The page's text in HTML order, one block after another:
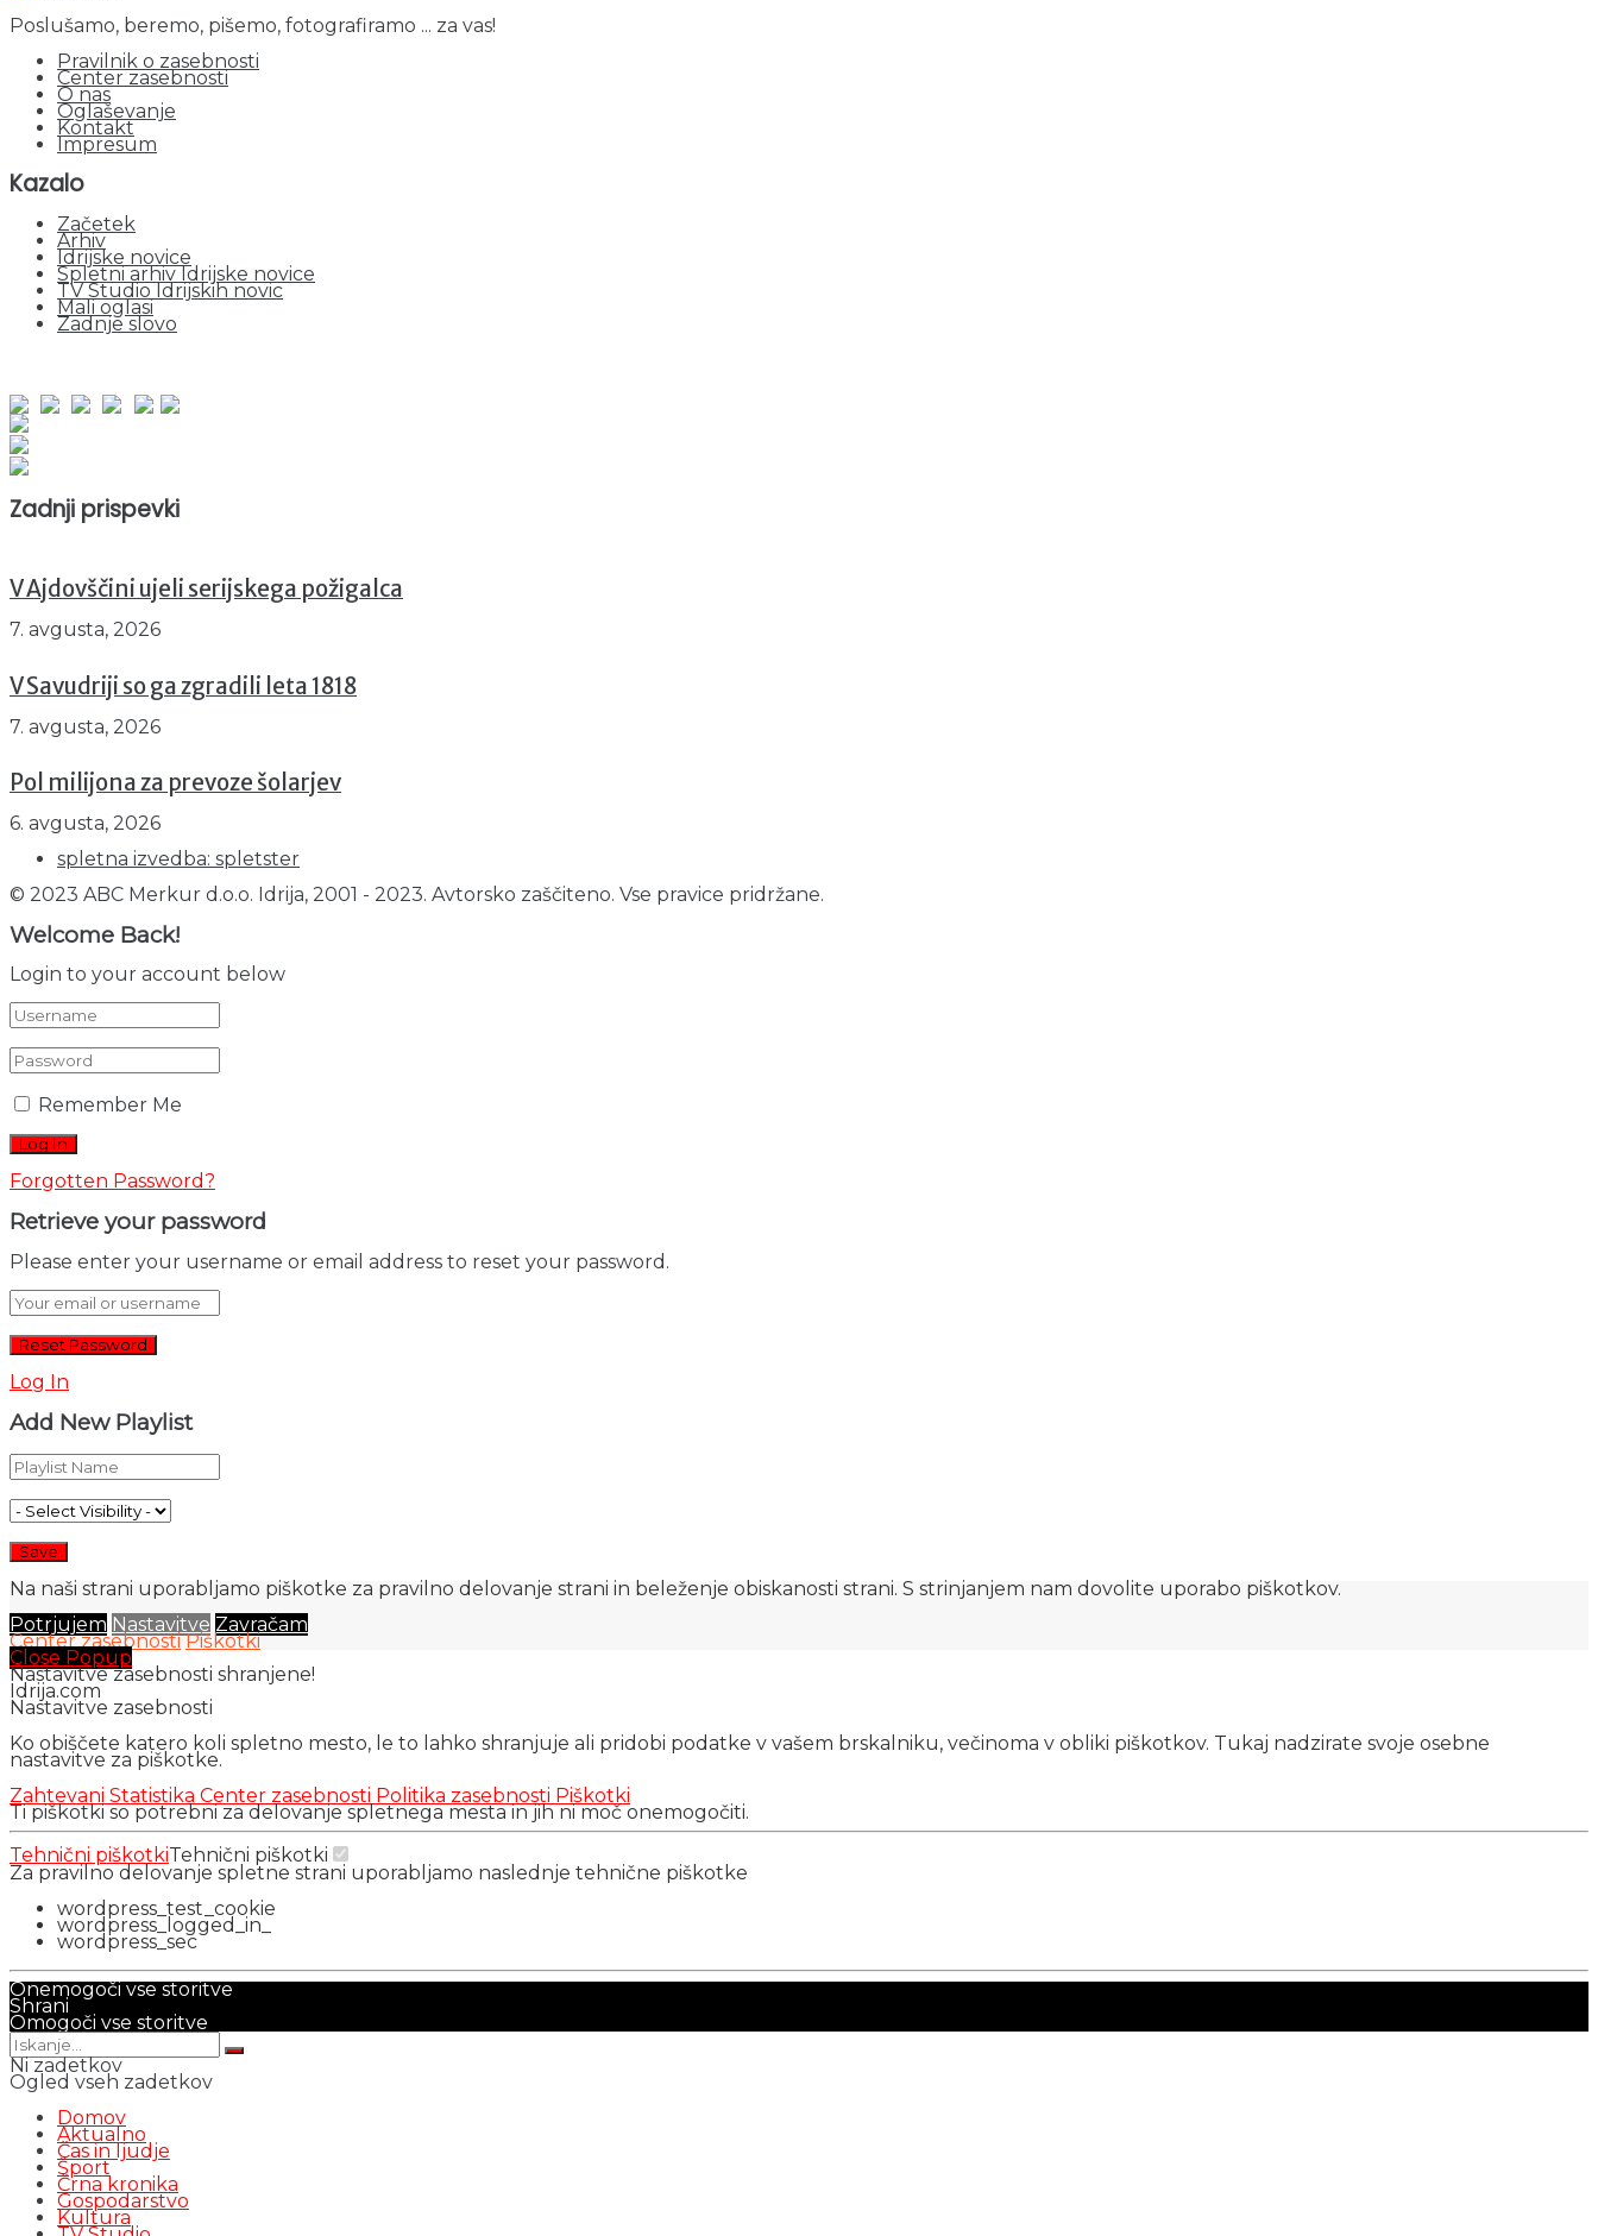
Poslušamo, beremo, pišemo, fotografiramo ... za vas!
Pravilnik o zasebnosti
Center zasebnosti
O nas
Oglaševanje
Kontakt
Impresum
Kazalo
Začetek
Arhiv
Idrijske novice
Spletni arhiv Idrijske novice
TV Studio Idrijskih novic
Mali oglasi
Zadnje slovo
Zadnji prispevki
V Ajdovščini ujeli serijskega požigalca
7. avgusta, 2026
V Savudriji so ga zgradili leta 1818
7. avgusta, 2026
Pol milijona za prevoze šolarjev
6. avgusta, 2026
spletna izvedba: spletster
© 2023 ABC Merkur d.o.o. Idrija, 2001 - 2023. Avtorsko zaščiteno. Vse pravice pridržane.
Welcome Back!
Login to your account below
Remember Me
Forgotten Password?
Retrieve your password
Please enter your username or email address to reset your password.
Log In
Add New Playlist
Na naši strani uporabljamo piškotke za pravilno delovanje strani in beleženje obiskanosti strani. S strinjanjem nam dovolite uporabo piškotkov.
Potrjujem Nastavitve Zavračam
Center zasebnosti Piškotki
Close Popup
Nastavitve zasebnosti shranjene!
Idrija.com
Nastavitve zasebnosti
Ko obiščete katero koli spletno mesto, le to lahko shranjuje ali pridobi podatke v vašem brskalniku, večinoma v obliki piškotkov. Tukaj nadzirate svoje osebne
nastavitve za piškotke.
Zahtevani Statistika Center zasebnosti Politika zasebnosti Piškotki
Ti piškotki so potrebni za delovanje spletnega mesta in jih ni moč onemogočiti.
Tehnični piškotkiTehnični piškotki
Za pravilno delovanje spletne strani uporabljamo naslednje tehnične piškotke
wordpress_test_cookie
wordpress_logged_in_
wordpress_sec
Onemogoči vse storitve
Shrani
Omogoči vse storitve
Ni zadetkov
Ogled vseh zadetkov
Domov
Aktualno
Čas in ljudje
Šport
Črna kronika
Gospodarstvo
Kultura